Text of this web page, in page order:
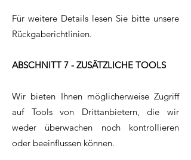
Für weitere Details lesen Sie bitte unsere
Rückgaberichtlinien.
ABSCHNITT 7 - ZUSÄTZLICHE TOOLS
Wir bieten Ihnen möglicherweise Zugriff
auf Tools von Drittanbietern, die wir
weder überwachen noch kontrollieren
oder beeinflussen können.